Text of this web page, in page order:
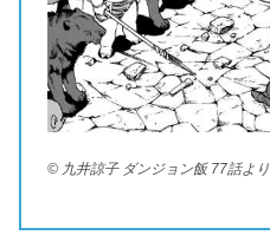
© 九井諒子 ダンジョン飯 77話より